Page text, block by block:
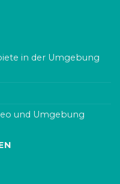
in der Umgebung
und Umgebung